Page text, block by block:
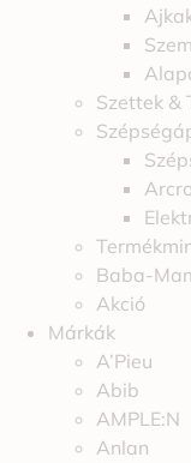
Szettek &
Baba-
Akció
Márkák
A’Pieu
Abib
AMPLE:N
Anlan